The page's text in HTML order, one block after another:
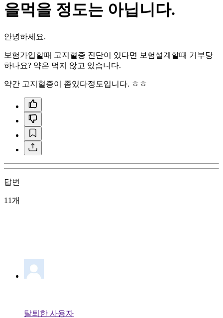
을먹을 정도는 아닙니다.
안녕하세요.
보험가입할때 고지혈증 진단이 있다면 보험설계할때 거부당
하나요? 약은 먹지 않고 있습니다.
약간 고지혈증이 좀있다정도입니다. ㅎㅎ
답변
11개
탈퇴한 사용자